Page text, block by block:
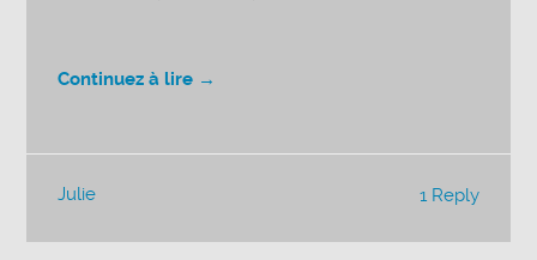
Continuez à lire →
1 Reply
Julie